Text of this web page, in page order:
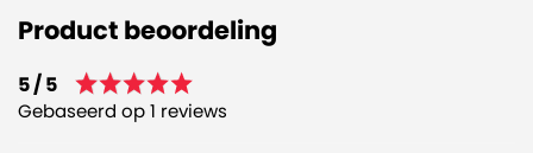
Product beoordeling
5 / 5
Gebaseerd op 1 reviews